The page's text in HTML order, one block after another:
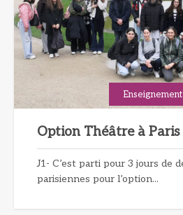
Option Théâtre à Paris
J1- C’est parti pour 3 jours de
parisiennes pour l’option...